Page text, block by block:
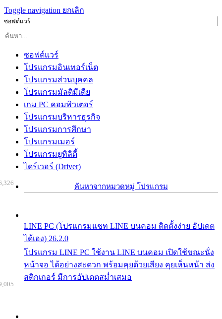
Toggle navigation ยกเลิก
ซอฟต์แวร์
ซอฟต์แวร์
โปรแกรมอินเทอร์เน็ต
โปรแกรมส่วนบุคคล
โปรแกรมมัลติมีเดีย
เกม PC คอมพิวเตอร์
โปรแกรมบริหารธุรกิจ
โปรแกรมการศึกษา
โปรแกรมเมอร์
โปรแกรมยูทิลิตี้
ไดร์เวอร์ (Driver)
ค้นหาจากหมวดหมู่ โปรแกรม
LINE PC (โปรแกรมแชท LINE บนคอม ติดตั้งง่าย อัปเดต
ได้เอง) 26.2.0
โปรแกรม LINE PC ใช้งาน LINE บนคอม เปิดใช้ขณะนั่ง
หน้าจอ ได้อย่างสะดวก พร้อมคุยด้วยเสียง คุยเห็นหน้า ส่ง
สติกเกอร์ มีการอัปเดตสม่ำเสมอ